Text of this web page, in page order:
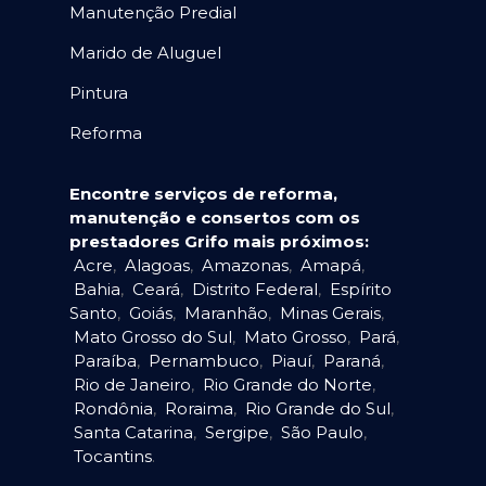
Manutenção Predial
Marido de Aluguel
Pintura
Reforma
Encontre serviços de reforma,
manutenção e consertos com os
prestadores Grifo mais próximos:
Acre, Alagoas, Amazonas, Amapá,
Bahia, Ceará, Distrito Federal, Espírito
Santo, Goiás, Maranhão, Minas Gerais,
Mato Grosso do Sul, Mato Grosso, Pará,
Paraíba, Pernambuco, Piauí, Paraná,
Rio de Janeiro, Rio Grande do Norte,
Rondônia, Roraima, Rio Grande do Sul,
Santa Catarina, Sergipe, São Paulo,
Tocantins.